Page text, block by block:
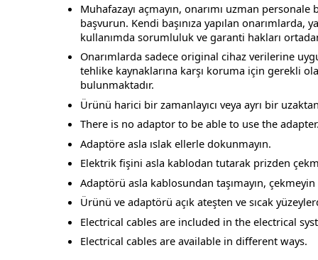
Muhafazayı açmayın, onarımı uzman
başvurun. Kendi başınıza yapılan onarımlarda,
kullanımda sorumluluk ve garanti hakları
Onarımlarda sadece original cihaz verilerine
tehlike kaynaklarına karşı koruma için gerekli
bulunmaktadır.
Ürünü harici bir zamanlayıcı veya ayrı bir
There is no adaptor to be able to use the
Adaptöre asla ıslak ellerle dokunmayın.
Elektrik fişini asla kablodan tutarak prizden
Adaptörü asla kablosundan taşımayın, çekmeyin
Ürünü ve adaptörü açık ateşten ve sıcak
Electrical cables are included in the electrical
Electrical cables are available in different ways.